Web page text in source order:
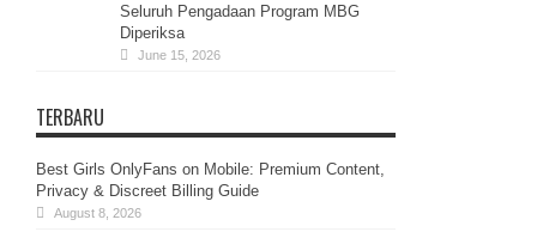
Seluruh Pengadaan Program MBG
Diperiksa
June 15, 2026
TERBARU
Best Girls OnlyFans on Mobile: Premium Content,
Privacy & Discreet Billing Guide
August 8, 2026